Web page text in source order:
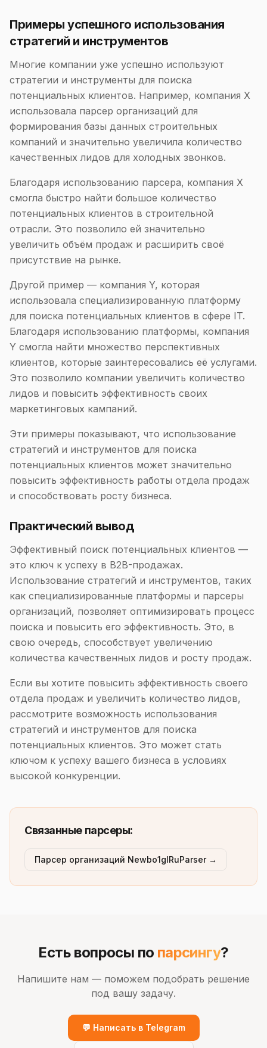
Примеры успешного использования
стратегий и инструментов
Многие компании уже успешно используют
стратегии и инструменты для поиска
потенциальных клиентов. Например, компания X
использовала парсер организаций для
формирования базы данных строительных
компаний и значительно увеличила количество
качественных лидов для холодных звонков.
Благодаря использованию парсера, компания X
смогла быстро найти большое количество
потенциальных клиентов в строительной
отрасли. Это позволило ей значительно
увеличить объём продаж и расширить своё
присутствие на рынке.
Другой пример — компания Y, которая
использовала специализированную платформу
для поиска потенциальных клиентов в сфере IT.
Благодаря использованию платформы, компания
Y смогла найти множество перспективных
клиентов, которые заинтересовались её услугами.
Это позволило компании увеличить количество
лидов и повысить эффективность своих
маркетинговых кампаний.
Эти примеры показывают, что использование
стратегий и инструментов для поиска
потенциальных клиентов может значительно
повысить эффективность работы отдела продаж
и способствовать росту бизнеса.
Практический вывод
Эффективный поиск потенциальных клиентов —
это ключ к успеху в B2B-продажах.
Использование стратегий и инструментов, таких
как специализированные платформы и парсеры
организаций, позволяет оптимизировать процесс
поиска и повысить его эффективность. Это, в
свою очередь, способствует увеличению
количества качественных лидов и росту продаж.
Если вы хотите повысить эффективность своего
отдела продаж и увеличить количество лидов,
рассмотрите возможность использования
стратегий и инструментов для поиска
потенциальных клиентов. Это может стать
ключом к успеху вашего бизнеса в условиях
высокой конкуренции.
Связанные парсеры:
Парсер организаций Newbo1glRuParser →
Есть вопросы по парсингу?
Напишите нам — поможем подобрать решение
под вашу задачу.
💬 Написать в Telegram